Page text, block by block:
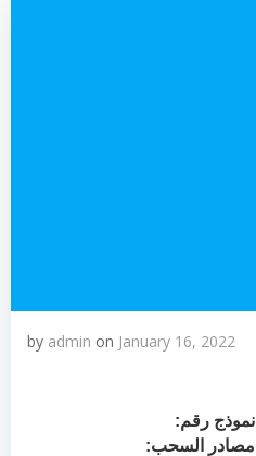
by admin on January 16, 2022
نموذج رقم:
مصادر السحب: